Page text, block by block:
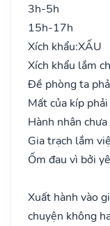
3h-5h
15h-17h
Xích khẩu:XẤU
Xích khẩu lắm
Đề phòng ta
Mất của kíp
Hành nhân
Gia trạch lắm
Ốm đau vì bởi
Xuất hành vào
chuyện không